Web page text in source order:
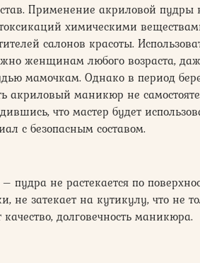
Применение акриловой пудры
химическими
салонов красоты.
женщинам любого возраста,
мамочкам. Однако в период
акриловый маникюр не
что мастер будет
с безопасным составом.
пудра не растекается по
не затекает на кутикулу, что не
долговечность маникюра.